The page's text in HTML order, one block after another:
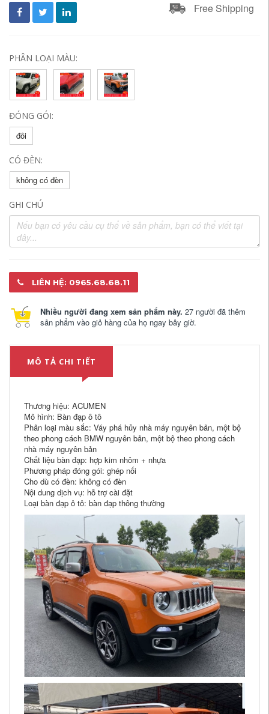
Free Shipping
PHÂN LOẠI MÀU:
ĐÓNG GÓI:
đôi
CÓ ĐÈN:
không có đèn
GHI CHÚ
LIÊN HỆ: 0965.68.68.11
Nhiều người đang xem sản phẩm này. 27 người đã thêm
sản phẩm vào giỏ hàng của họ ngay bây giờ.
MÔ TẢ CHI TIẾT
Thương hiệu: ACUMEN
Mô hình: Bàn đạp ô tô
Phân loại màu sắc: Váy phá hủy nhà máy nguyên bản, một bộ
theo phong cách BMW nguyên bản, một bộ theo phong cách
nhà máy nguyên bản
Chất liệu bàn đạp: hợp kim nhôm + nhựa
Phương pháp đóng gói: ghép nối
Cho dù có đèn: không có đèn
Nội dung dịch vụ: hỗ trợ cài đặt
Loại bàn đạp ô tô: bàn đạp thông thường